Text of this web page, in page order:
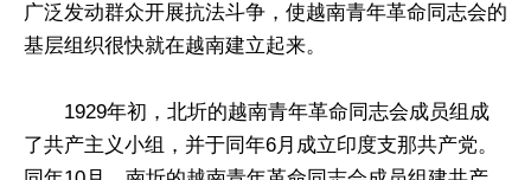
广泛发动群众开展抗法斗争，使越南青年革命同志会的
基层组织很快就在越南建立起来。
1929年初，北圻的越南青年革命同志会成员组成
了共产主义小组，并于同年6月成立印度支那共产党。